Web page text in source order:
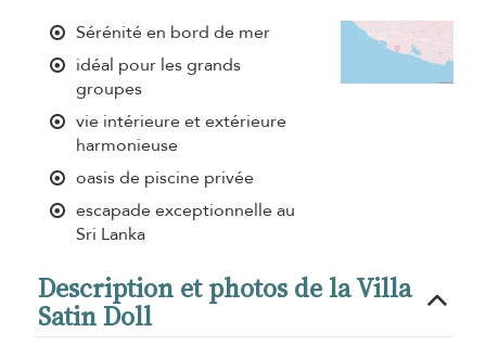
Sérénité en bord de mer
idéal pour les grands
groupes
vie intérieure et extérieure
harmonieuse
oasis de piscine privée
escapade exceptionnelle au
Sri Lanka
Description et photos de la Villa
Satin Doll